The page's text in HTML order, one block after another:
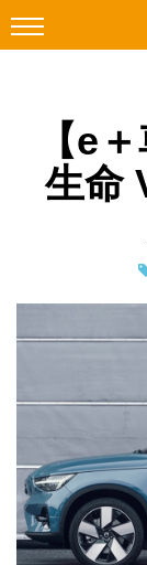
Facebook
科技焦點
教學評測
生成式AI與雲端
Enterprise
特集
【e
生命